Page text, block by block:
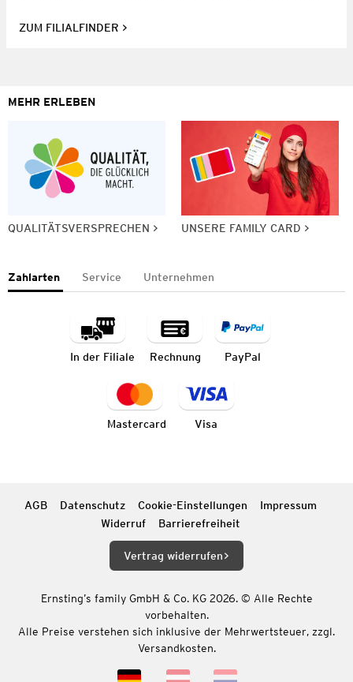
ZUM FILIALFINDER
MEHR ERLEBEN
QUALITÄTSVERSPRECHEN UNSERE FAMILY CARD
Zahlarten Service Unternehmen
In der Filiale Rechnung PayPal
Mastercard Visa
AGB Datenschutz Cookie-Einstellungen
Impressum
Widerruf
Barrierefreiheit
Vertrag widerrufen
Ernsting’s family GmbH & Co. KG 2026. © Alle Rechte
vorbehalten.
Alle Preise verstehen sich inklusive der Mehrwertsteuer, zzgl.
Versandkosten.